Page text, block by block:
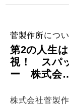
菅製作所につ
第2の人生
視！ スパ
ー 株式会
株式会社菅製